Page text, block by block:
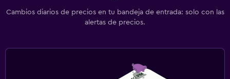
Cambios diarios de precios en tu bandeja de entrada: solo con las
alertas de precios.